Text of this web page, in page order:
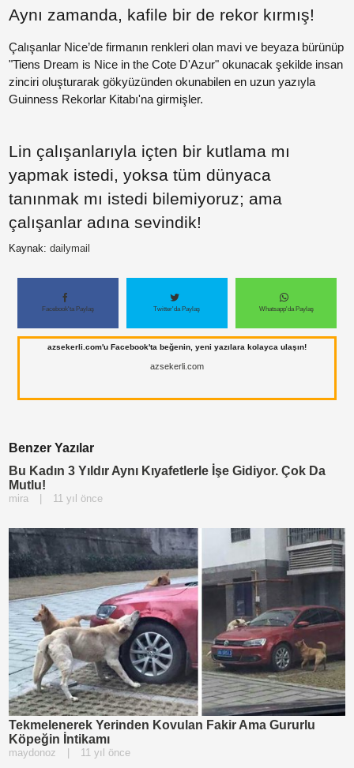
Paylaş
Paylaş
Aynı zamanda, kafile bir de rekor kırmış!
Paylaş
Paylaş
Çalışanlar Nice’de firmanın renkleri olan mavi ve beyaza bürünüp
"Tiens Dream is Nice in the Cote D'Azur" okunacak şekilde insan
zinciri oluşturarak gökyüzünden okunabilen en uzun yazıyla
Guinness Rekorlar Kitabı'na girmişler.
Lin çalışanlarıyla içten bir kutlama mı
yapmak istedi, yoksa tüm dünyaca
tanınmak mı istedi bilemiyoruz; ama
çalışanlar adına sevindik!
Paylaş
Paylaş
Kaynak:dailymail
Facebook'ta Paylaş Twitter'da Paylaş Whatsapp'da Paylaş
azsekerli.com'u Facebook'ta beğenin, yeni yazılara kolayca ulaşın!
azsekerli.com
Benzer Yazılar
Bu Kadın 3 Yıldır Aynı Kıyafetlerle İşe Gidiyor. Çok Da
Mutlu!
mira | 11 yıl önce
Tekmelenerek Yerinden Kovulan Fakir Ama Gururlu
Köpeğin İntikamı
maydonoz 11 yıl önce